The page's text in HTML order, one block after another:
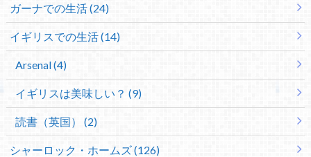
ガーナでの生活 (24)
イギリスでの生活 (14)
Arsenal (4)
イギリスは美味しい？ (9)
読書（英国） (2)
シャーロック・ホームズ (126)